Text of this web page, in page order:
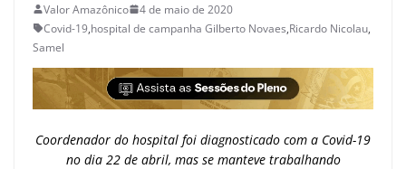
Valor Amazônico
4 de maio de 2020
Covid-19,hospital de campanha Gilberto Novaes,Ricardo Nicolau,
Samel
Coordenador do hospital foi diagnosticado com a Covid-19
no dia 22 de abril, mas se manteve trabalhando